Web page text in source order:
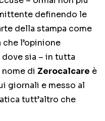
definendo le
della stampa come
che l’opinione
sia – in tutta
di Zerocalcare è
giornali e messo al
tutt’altro che